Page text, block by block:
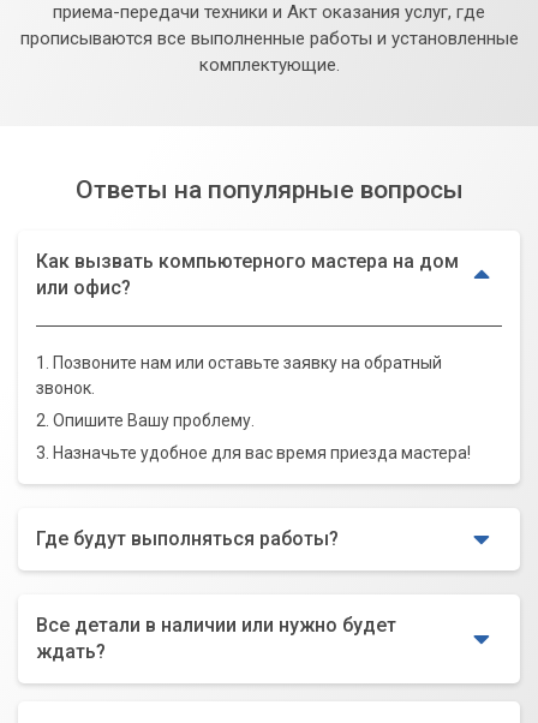
приема-передачи техники и Акт оказания услуг, где
прописываются все выполненные работы и установленные
комплектующие.
Ответы на популярные вопросы
Как вызвать компьютерного мастера на дом
или офис?
1. Позвоните нам или оставьте заявку на обратный
звонок.
2. Опишите Вашу проблему.
3. Назначьте удобное для вас время приезда мастера!
Где будут выполняться работы?
Все детали в наличии или нужно будет
ждать?